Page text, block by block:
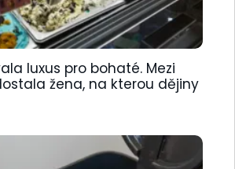
luxus pro bohaté. Mezi
žena, na kterou dějiny